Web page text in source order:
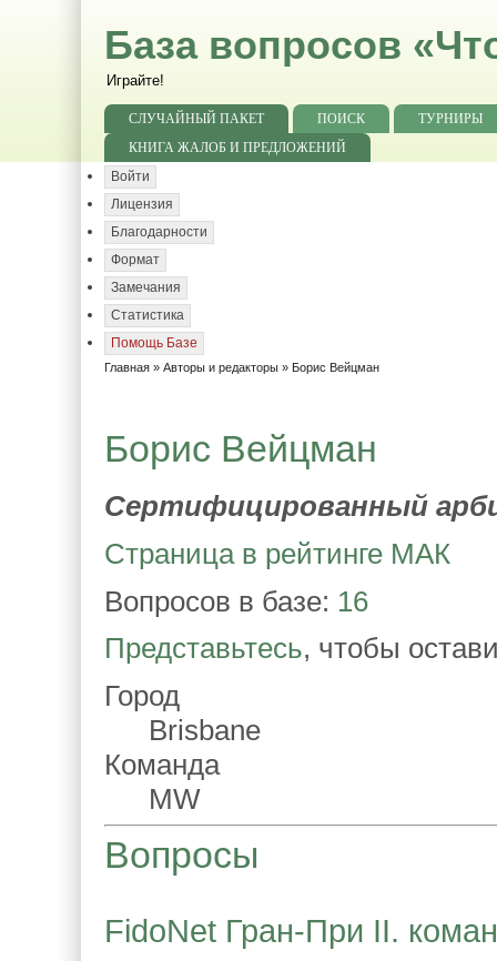
База вопросов
Играйте!
СЛУЧАЙНЫЙ ПАКЕТ ПОИСК
ТУРНИРЫ
КНИГА ЖАЛОБ И ПРЕДЛОЖЕНИЙ
Войти
Лицензия
Благодарности
Формат
Замечания
Статистика
Помощь Базе
Главная » Авторы и редакторы » Борис Вейцман
Борис Вейцман
Сертифицированный
Страница в рейтинге МАК
Вопросов в базе: 16
Представьтесь, чтобы
Город
Brisbane
Команда
MW
Вопросы
FidoNet Гран-При II.